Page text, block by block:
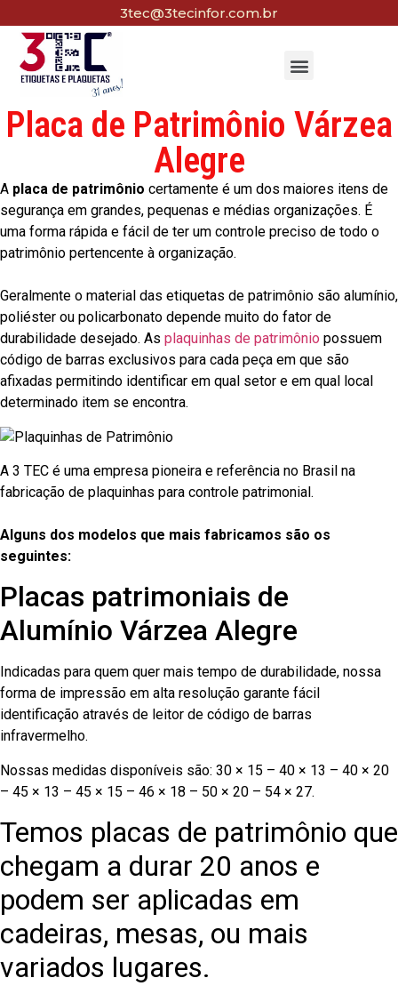
3tec@3tecinfor.com.br
Placa de Patrimônio Várzea
Alegre
A placa de patrimônio certamente é um dos maiores itens de
segurança em grandes, pequenas e médias organizações. É
uma forma rápida e fácil de ter um controle preciso de todo o
patrimônio pertencente à organização.
Geralmente o material das etiquetas de patrimônio são alumínio,
poliéster ou policarbonato depende muito do fator de
durabilidade desejado. As plaquinhas de patrimônio possuem
código de barras exclusivos para cada peça em que são
afixadas permitindo identificar em qual setor e em qual local
determinado item se encontra.
A 3 TEC é uma empresa pioneira e referência no Brasil na
fabricação de plaquinhas para controle patrimonial.
Alguns dos modelos que mais fabricamos são os
seguintes:
Placas patrimoniais de
Alumínio Várzea Alegre
Indicadas para quem quer mais tempo de durabilidade, nossa
forma de impressão em alta resolução garante fácil
identificação através de leitor de código de barras
infravermelho.
Nossas medidas disponíveis são: 30 × 15 – 40 × 13 – 40 × 20
– 45 × 13 – 45 × 15 – 46 × 18 – 50 × 20 – 54 × 27.
Temos placas de patrimônio que
chegam a durar 20 anos e
podem ser aplicadas em
cadeiras, mesas, ou mais
variados lugares.